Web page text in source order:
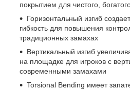
покрытием для чистого,
Горизонтальный изгиб
гибкость для повышения
традиционных замахах
Вертикальный изгиб
на площадке для игроков с
современными замахами
Torsional Bending имеет